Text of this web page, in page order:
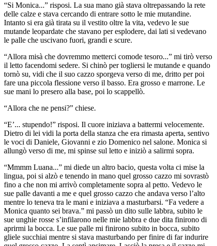
“Si Monica...” risposi. La sua mano già stava oltrepassando la rete
delle calze e stava cercando di entrare sotto le mie mutandine.
Intanto si era già tirata su il vestito oltre la vita, vedevo le sue
mutande leopardate che stavano per esplodere, dai lati si vedevano
le palle che uscivano fuori, grandi e scure.
“Allora misà che dovremmo metterci comode tesoro...” mi tirò verso
il letto facendomi sedere. Si chinò per togliersi le mutande e quando
tornò su, vidi che il suo cazzo sporgeva verso di me, dritto per poi
fare una piccola flessione verso il basso. Era grosso e marrone. Le
sue mani lo presero alla base, poi lo scappellò.
“Allora che ne pensi?” chiese.
“E’... stupendo!” risposi. Il cuore iniziava a battermi velocemente.
Dietro di lei vidi la porta della stanza che era rimasta aperta, sentivo
le voci di Daniele, Giovanni e zio Domenico nel salone. Monica si
allungò verso di me, mi spinse sul letto e iniziò a salirmi sopra.
“Mmmm Luana...” mi diede un altro bacio, questa volta ci mise la
lingua, poi si alzò e tenendo in mano quel grosso cazzo mi sovrastò
fino a che non mi arrivò completamente sopra al petto. Vedevo le
sue palle davanti a me e quel grosso cazzo che andava verso l’alto
mentre lo teneva tra le mani e iniziava a masturbarsi. “Fa vedere a
Monica quanto sei brava.” mi passò un dito sulle labbra, subito le
sue unghie rosse s’infilarono nelle mie labbra e due dita finirono di
aprirmi la bocca. Le sue palle mi finirono subito in bocca, subito
gliele succhiai mentre si stava masturbando per finire di far indurire